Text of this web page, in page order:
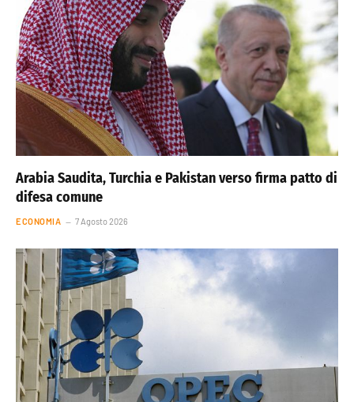
Arabia Saudita, Turchia e Pakistan verso firma patto di
difesa comune
ECONOMIA 7 Agosto 2026